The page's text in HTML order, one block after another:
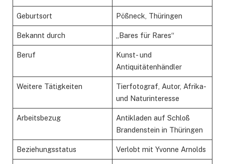
Geburtsort Pößneck, Thüringen
Bekannt durch „Bares für Rares“
Beruf
Kunst- und
Antiquitätenhändler
Weitere Tätigkeiten
Tierfotograf, Autor, Afrika-
und Naturinteresse
Arbeitsbezug
Antikladen auf Schloß
Brandenstein in Thüringen
Beziehungsstatus Verlobt mit Yvonne Arnolds